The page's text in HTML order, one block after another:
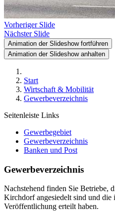
Vorheriger Slide
Nächster Slide
Animation der Slideshow fortführen
Animation der Slideshow anhalten
Start
Wirtschaft & Mobilität
Gewerbeverzeichnis
Seitenleiste Links
Gewerbegebiet
Gewerbeverzeichnis
Banken und Post
Gewerbeverzeichnis
Nachstehend finden Sie Betriebe,
Kirchdorf angesiedelt sind und die
Veröffentlichung erteilt haben.